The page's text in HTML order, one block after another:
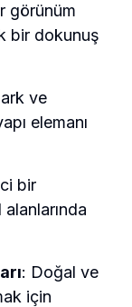
görünüm
bir dokunuş
ve
elemanı
bir
: Doğal ve
için